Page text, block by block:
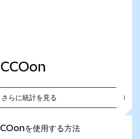
さらに統計を見る
を使用する方法